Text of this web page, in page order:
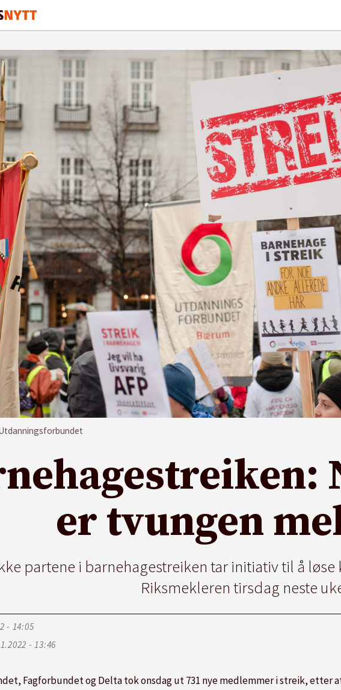
er tvungen
partene i barnehagestreiken tar initiativ til å
Riksmekleren tirsdag neste
- 14:05
- 13:46
Fagforbundet og Delta tok onsdag ut 731 nye medlemmer istreik, etter